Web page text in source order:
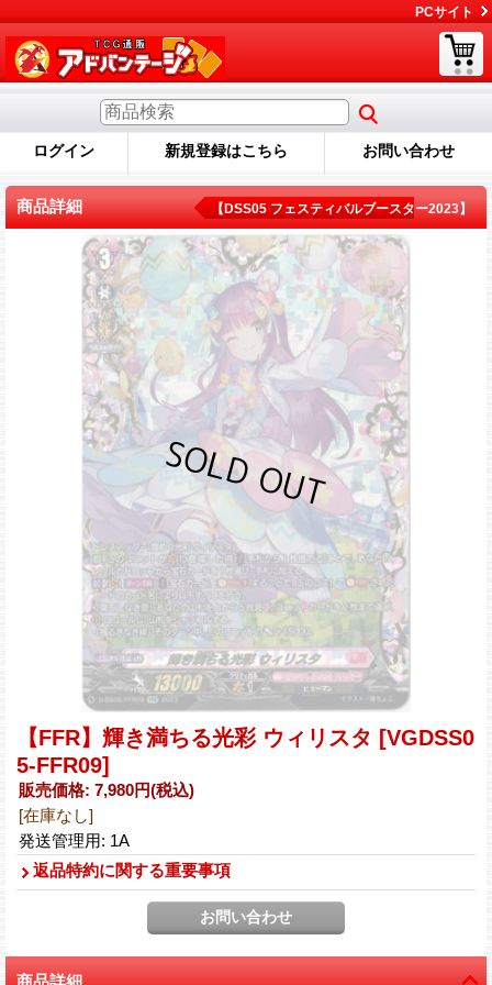
PCサイト
ログイン 新規登録はこちら お問い合わせ
商品詳細 【DSS05 フェスティバルブースター2023】
【FFR】輝き満ちる光彩 ウィリスタ [VGDSS0
5-FFR09]
販売価格: 7,980円(税込)
[在庫なし]
発送管理用: 1A
返品特約に関する重要事項
商品詳細